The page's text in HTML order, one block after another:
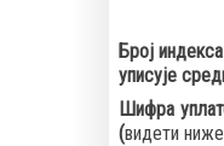
Број
уписује
Шифра
(видети